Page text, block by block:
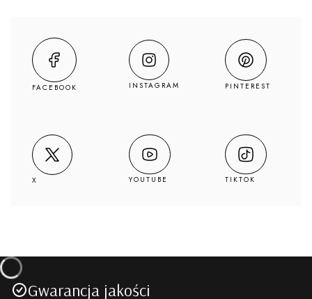
FACEBOOK INSTAGRAM PINTEREST
X YOUTUBE TIKTOK
Gwarancja jakości